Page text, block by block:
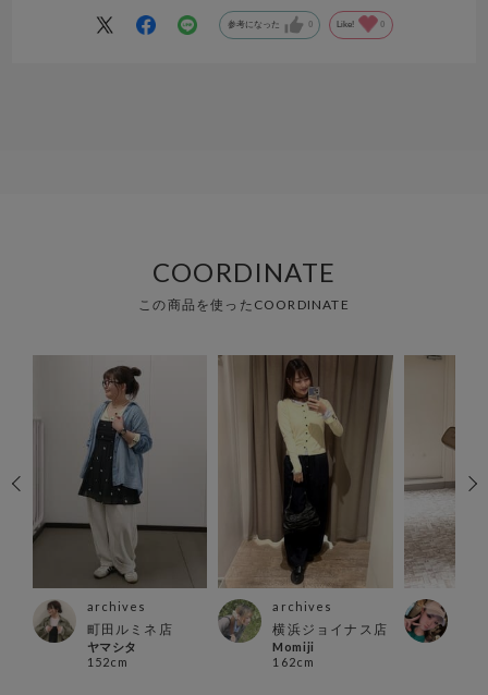
参考になった 0 Like! 0
COORDINATE
この商品を使ったCOORDINATE
archives
町田ルミネ店
ヤマシタ
152cm
archives
横浜ジョイナス店
Momiji
162cm